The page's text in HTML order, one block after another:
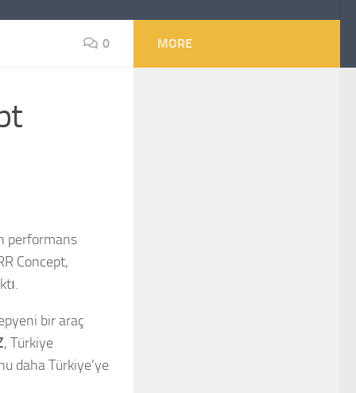
0
performans
Concept,
bir araç
, Türkiye
daha Türkiye’ye
MORE